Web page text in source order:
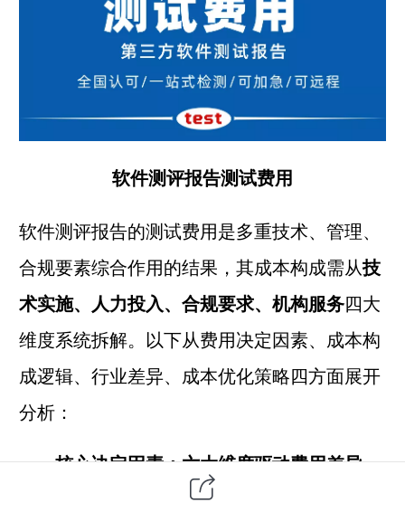
软件测评报告测试费用
软件测评报告的测试费用是多重技术、管理、
合规要素综合作用的结果，其成本构成需从技
术实施、人力投入、合规要求、机构服务四大
维度系统拆解。以下从费用决定因素、成本构
成逻辑、行业差异、成本优化策略四方面展开
分析：
一、核心决定因素：六大维度驱动费用差异